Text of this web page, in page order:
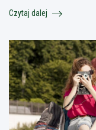
Czytaj dalej